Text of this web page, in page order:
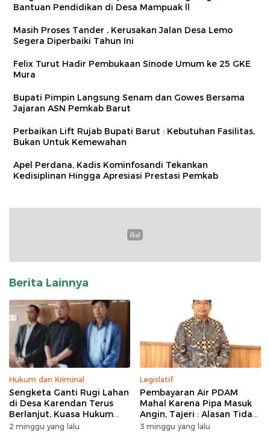
Bantuan Pendidikan di Desa Mampuak ll
Masih Proses Tander , Kerusakan Jalan Desa Lemo
Segera Diperbaiki Tahun Ini
Felix Turut Hadir Pembukaan Sinode Umum ke 25 GKE
Mura
Bupati Pimpin Langsung Senam dan Gowes Bersama
Jajaran ASN Pemkab Barut
Perbaikan Lift Rujab Bupati Barut : Kebutuhan Fasilitas,
Bukan Untuk Kemewahan
Apel Perdana, Kadis Kominfosandi Tekankan
Kedisiplinan Hingga Apresiasi Prestasi Pemkab
Berita Lainnya
Hukum dan Kriminal
Sengketa Ganti Rugi Lahan
di Desa Karendan Terus
Berlanjut, Kuasa Hukum
Ajukan Kasasi
2 minggu yang lalu
Legislatif
Pembayaran Air PDAM
Mahal Karena Pipa Masuk
Angin, Tajeri : Alasan Tidak
Masuk Akal
3 minggu yang lalu